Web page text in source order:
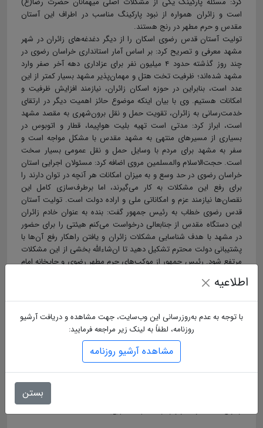
است و زائران همواره از نبود پارکینگ مناسب در اطراف این آستان
مقدس و حرم مطهر در رنج هستند.
تولیت آستان قدس رضوی اسکان را از دیگر دغدغه‌های زائران در شهر
مشهد معرفی و تصریح کرد: بر اساس آمار استانداری خراسان رضوی در
چند روز گذشته حدود ۴ میلیون نفر برای عزاداری دهه آخر صفر وارد
مشهد شده‌اند؛ ظرفیت تخت هتل و مهمان‌پذیر مشهد بسیار کمتر از این
عدد است، بنابراین در حوزه اسکان زائران، نیازمند افزایش ظرفیت و
امکانات هستیم. وی با بیان اینکه موضوع حائز اهمیت دیگر در ارتقای
خدمت‌رسانی به زائران، تقویت حمل و نقل برون‌شهری به مقصد مشهد
است، ابراز کرد: مدتی است تهیه بلیت هواپیما، قطار و اتوبوس در
بسیاری از مسیرهای منتهی به مشهد مقدس با مشکل مواجه است و
سفر به مشهد برای مردم با وسایل حمل و نقل عمومی بسیار سخت
است. حجت‌الاسلام والمسلمین مروی اضافه کرد: مسئولان اجرایی استان
خراسان رضوی در حد وسع و به میزان امکانات هر آنچه در توان دارند را
برای رفع این مشکلات به کار می‌گیرند، اما برطرف‌سازی کامل این
نقصان‌ها نیازمند عزم و امکاناتی ملی و اراده دولت است. تولیت آستان
قدس رضوی خطاب به رئیس جمهور گفت: بنده به عنوان خادم زائران
این دستگاه مقدس از جنابعالی درخواست می‌کنم هیئتی را برای حضور
در مشهد با هدف شناسایی مشکلات زائران و یافتن راهکار رفع آن‌ها با
پشتیبانی دولت محترم تشکیل دهید تا ان‌شاءالله بخشی از این مشکلات
مرتفع شود. رئیس جمهور از موکب‌های حرم مطهر رضوی و چایخانه امام
حسن مجتبی(ع) در حرم امام رضا(ع) بازدید کرد.
بازدید از موکب‌های مردمی
حجت‌الاسلام والمسلمین رئیسی در سفر خود همچنین با حضور در
چایخانه حرم حضرت رضا(ع) و موکب‌های مردمی اطراف حرم مطهر از
تلاش‌های آستان قدس رضوی به ویژه خادمان بارگاه منور رضوی و
مجموعه‌های مردمی در میزبانی شایسته از زائران قدردانی کرد. رئیس
جمهور که همزمان با سالروز رحلت پیامبر(ص) وارد مشهد شد در فرودگاه
شهید هاشمی‌نژاد مشهد از سوی استاندار خراسان رضوی مورد استقبال
هدف از سفر رئیس جمهور به مشهد بررسی وضعیت خدمت‌رسانی‌ به
اطلاعیه
با توجه به عدم به‌روزرسانی این وب‌سایت، جهت مشاهده و دریافت آرشیو
روزنامه، لطفاً به لینک زیر مراجعه فرمایید:
مشاهده آرشیو روزنامه
بستن